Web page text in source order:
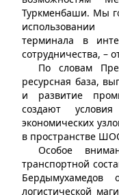
Туркменбаши. Мы
использовании
терминала в
сотрудничества, –
По словам
ресурсная база,
и развитие
создают
экономических
в пространстве
Особое
транспортной
Бердымухамедов
логистической